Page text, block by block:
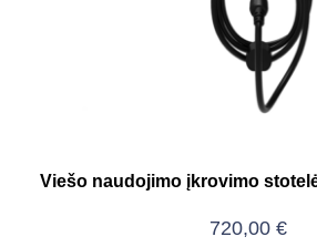
Viešo naudojimo įkrovimo
720,00 €